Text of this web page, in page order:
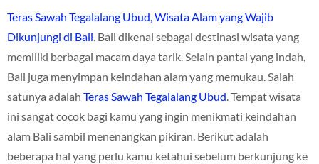
Teras Sawah Tegalalang Ubud, Wisata Alam yang Wajib
Dikunjungi di Bali. Bali dikenal sebagai destinasi wisata yang
memiliki berbagai macam daya tarik. Selain pantai yang indah,
Bali juga menyimpan keindahan alam yang memukau. Salah
satunya adalah Teras Sawah Tegalalang Ubud. Tempat wisata
ini sangat cocok bagi kamu yang ingin menikmati keindahan
alam Bali sambil menenangkan pikiran. Berikut adalah
beberapa hal yang perlu kamu ketahui sebelum berkunjung ke